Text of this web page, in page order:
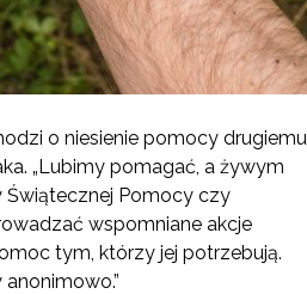
o niesienie pomocy drugiemu
„Lubimy pomagać, a żywym
Świątecznej Pomocy czy
wspomniane akcje
tym, którzy jej potrzebują.